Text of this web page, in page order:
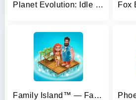
Planet Evolution: Idle Clicker
Family Island™ — Farming game